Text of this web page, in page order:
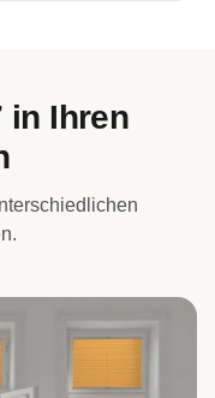
in Ihren